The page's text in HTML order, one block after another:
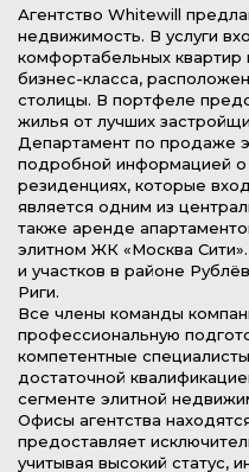
Агентство Whitewill
недвижимость. В услуги
комфортабельных квартир
бизнес-класса,
столицы. В портфеле
жилья от лучших
Департамент по продаже
подробной информацией о
резиденциях, которые
является одним из
также аренде
элитном ЖК «Москва
и участков в районе
Риги.
Все члены команды
профессиональную
компетентные
достаточной
сегменте элитной
Офисы агентства
предоставляет
учитывая высокий статус,